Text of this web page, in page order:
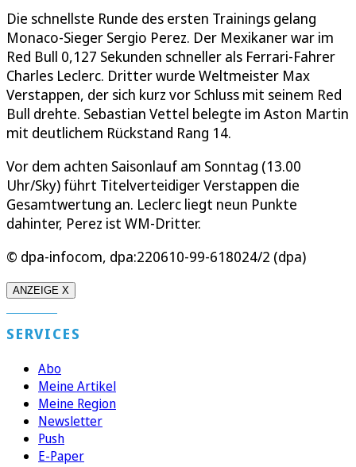
Die schnellste Runde des ersten Trainings gelang
Monaco-Sieger Sergio Perez. Der Mexikaner war im
Red Bull 0,127 Sekunden schneller als Ferrari-Fahrer
Charles Leclerc. Dritter wurde Weltmeister Max
Verstappen, der sich kurz vor Schluss mit seinem Red
Bull drehte. Sebastian Vettel belegte im Aston Martin
mit deutlichem Rückstand Rang 14.
Vor dem achten Saisonlauf am Sonntag (13.00
Uhr/Sky) führt Titelverteidiger Verstappen die
Gesamtwertung an. Leclerc liegt neun Punkte
dahinter, Perez ist WM-Dritter.
© dpa-infocom, dpa:220610-99-618024/2 (dpa)
ANZEIGE X
SERVICES
Abo
Meine Artikel
Meine Region
Newsletter
Push
E-Paper